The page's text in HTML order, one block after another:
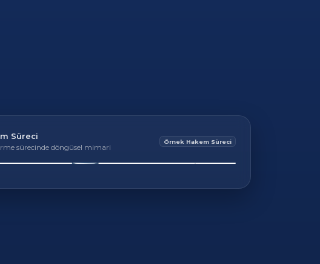
Süreci
sürecinde döngüsel mimari
Örnek Hakem Süreci